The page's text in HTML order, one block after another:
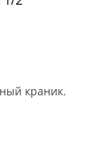
краник.